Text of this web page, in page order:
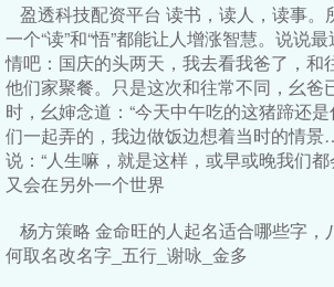
盈透科技配资平台 读书，读人，读事。
一个“读”和“悟”都能让人增涨智慧。说说
情吧：国庆的头两天，我去看我爸了，和
他们家聚餐。只是这次和往常不同，幺爸
时，幺婶念道：“今天中午吃的这猪蹄还
们一起弄的，我边做饭边想着当时的情
说：“人生嘛，就是这样，或早或晚我们
又会在另外一个世界
杨方策略 金命旺的人起名适合哪些字，
何取名改名字_五行_谢咏_金多